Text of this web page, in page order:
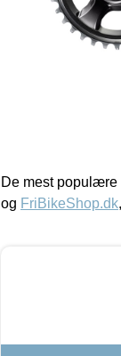
De mest
og FriBikeShop.dk